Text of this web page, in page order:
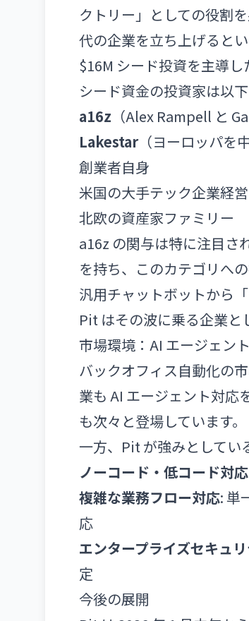
クトリー」としての役割
代の企業を立ち上げると
$16M シード投資を主導し
シード資金の投資家は以下
a16z （Alex Rampell と
Lakestar（ヨーロッパを
創業者自身
米国の大手テック企業経
北欧の資産家ファミリー
a16z の関与は特に注目さ
を持ち、このカテゴリへ
汎用チャットボットから
Pit はその波に乗る企業と
市場環境：AI エージェン
バックオフィス自動化の
業も AI エージェント対応
も次々と登場しています。
一方、Pit が強みとしてい
ノーコード・低コード対応
複雑な業務フロー対応: 単
応
エンタープライズセキュリ
定
今後の展開